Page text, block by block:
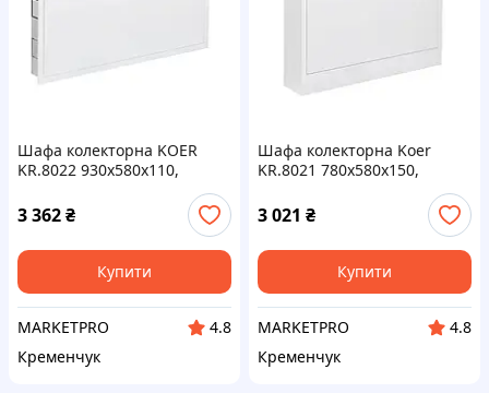
Шафа колекторна KOER
KR.8022 930x580x110,
3 362₴
Купити
MARKETPRO
4.8
Кременчук
Шафа колекторна Koer
KR.8021 780x580x150,
3 021 ₴
Купити
MARKETPRO
4.8
Кременчук